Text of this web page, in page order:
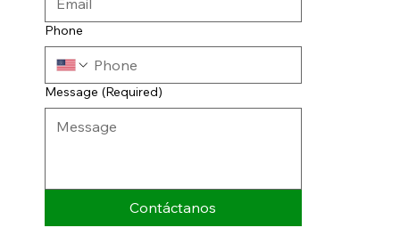
Phone
Message (Required)
Contáctanos